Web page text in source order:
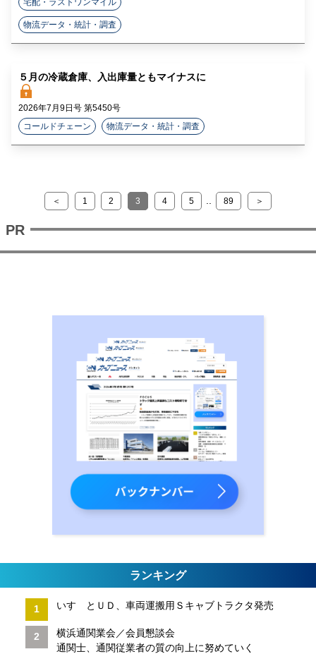
宅配・ラストワンマイル
物流データ・統計・調査
５月の冷蔵倉庫、入出庫量ともマイナスに
2026年7月9日号 第5450号
コールドチェーン
物流データ・統計・調査
＜ 1 2 3 4 5 89 ＞
ランキング
いすゞとＵＤ、車両運搬用Ｓキャブトラクタ発売
横浜通関業会／会員懇談会
通関士、通関従業者の質の向上に努めていく